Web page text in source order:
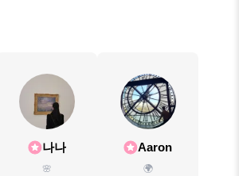
나나
🌸
Aaron
🌍